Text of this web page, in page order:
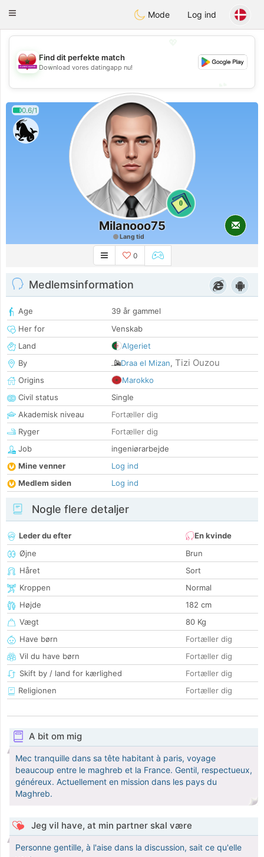
Maroc Dating
Toggle
Mode Log ind
💖
💕
Find dit perfekte match
Download vores datingapp nu!
0.6/1
0
Milanooo75
Lang tid
0
Medlemsinformation
Age
39 år gammel
Her for
Venskab
Land
Algeriet
By
Draa el Mizan, Tizi Ouzou
Origins
Marokko
Civil status
Single
Akademisk niveau
Fortæller dig
Ryger
Fortæller dig
Job
ingeniørarbejde
Mine venner
Log ind
Medlem siden
Log ind
Nogle flere detaljer
Leder du efter
En kvinde
Øjne
Brun
Håret
Sort
Kroppen
Normal
Højde
182 cm
Vægt
80 Kg
Have børn
Fortæller dig
Vil du have børn
Fortæller dig
Skift by / land for kærlighed
Fortæller dig
Religionen
Fortæller dig
A bit om mig
Mec tranquille dans sa tête habitant à paris, voyage
beaucoup entre le maghreb et la France. Gentil, respectueux,
généreux. Actuellement en mission dans les pays du
Maghreb.
Jeg vil have, at min partner skal være
Personne gentille, à l'aise dans la discussion, sait ce qu'elle